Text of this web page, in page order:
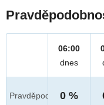
Pravděpod.
06:00
dnes
0 %